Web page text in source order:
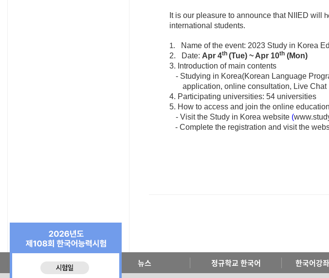
It is our pleasure to announce that NIIED will
international students.
1. Name of the event: 2023 Study in Korea
2.
Date: Apr 4th (Tue) ~ Apr 10th(Mon)
3. Introduction of main contents
- Studying in Korea(Korean Language
application, online consultation, Live Chat
4. Participating universities: 54 universities
5. How to access and join the online
- Visit the Study in Korea website (
- Complete the registration and visit the
한국교육원 소개 뉴스 정규학교 한국어 한국어강